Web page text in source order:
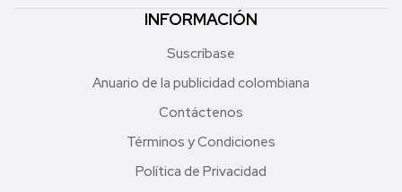
INFORMACIÓN
Suscríbase
Anuario de la publicidad colombiana
Contáctenos
Términos y Condiciones
Política de Privacidad